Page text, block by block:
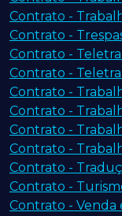
Contrato -
Contrato -
Contrato -
Contrato -
Contrato -
Contrato -
Contrato -
Contrato -
Contrato -
Contrato -
Contrato - Venda